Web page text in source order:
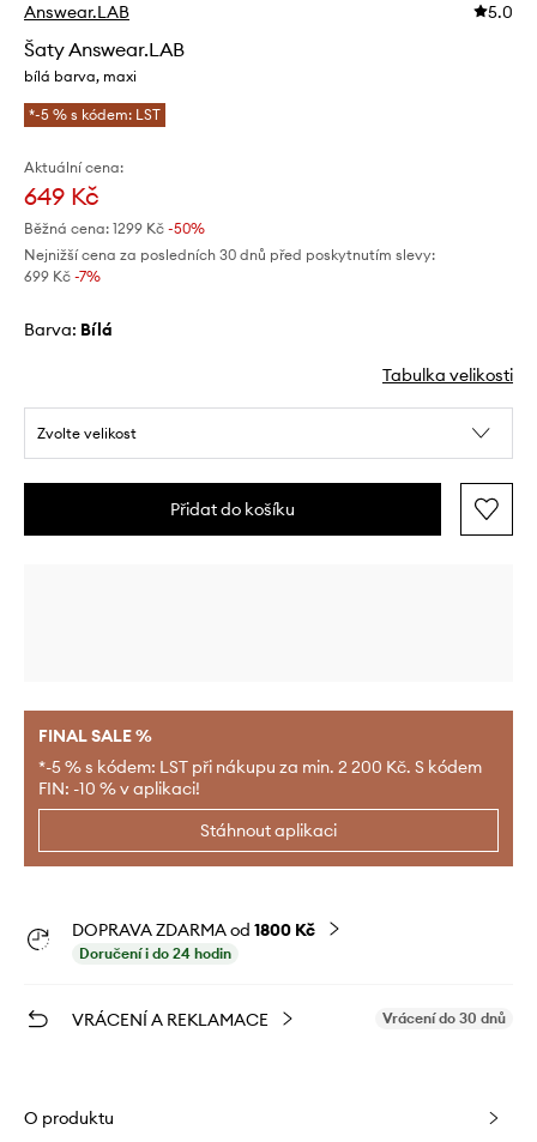
Answear.LAB 5.0
Šaty Answear.LAB
bílá barva, maxi
*-5 % s kódem: LST
Aktuální cena:
649 Kč
Běžná cena: 1299 Kč -50%
Nejnižší cena za posledních 30 dnů před poskytnutím slevy:
699 Kč -7%
Barva: bílá
Tabulka velikosti
Zvolte velikost
Přidat do košíku
FINAL SALE %
*-5 % s kódem: LST při nákupu za min. 2 200 Kč. S kódem
FIN: -10 % v aplikaci!
Stáhnout aplikaci
DOPRAVA ZDARMA od 1800 Kč
Doručení i do 24 hodin
VRÁCENÍ A REKLAMACE Vrácení do 30 dnů
O produktu